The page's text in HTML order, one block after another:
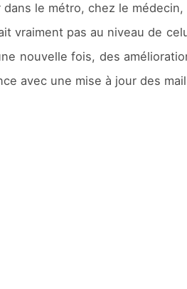
le métro, chez le
vraiment pas au niveau de
nouvelle fois, des
avec une mise à jour des